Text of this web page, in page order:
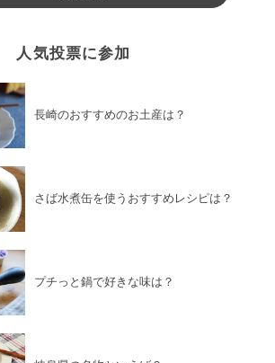
人気投票に参加
長崎のおすすめのお土産は？
さば水煮缶を使うおすすめレシピは？
プチっと鍋で好きな味は？